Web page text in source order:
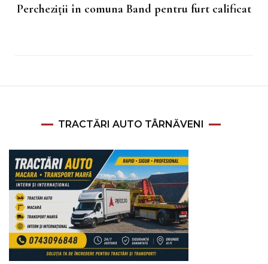
Percheziții în comuna Band pentru furt calificat
TRACTĂRI AUTO TÂRNĂVENI